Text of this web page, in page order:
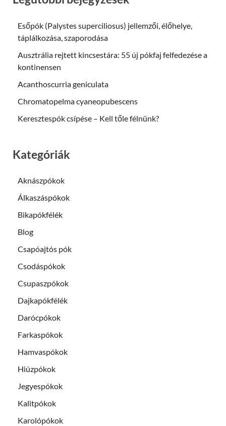
Esőpók (Palystes superciliosus) jellemzői, élőhelye,
táplálkozása, szaporodása
Ausztrália rejtett kincsestára: 55 új pókfaj felfedezése a
kontinensen
Acanthoscurria geniculata
Chromatopelma cyaneopubescens
Keresztespók csípése – Kell tőle félnünk?
Kategóriák
Aknászpókok
Álkaszáspókok
Bikapókfélék
Blog
Csapóajtós pók
Csodáspókok
Csupaszpókok
Dajkapókfélék
Darócpókok
Farkaspókok
Hamvaspókok
Hiúzpókok
Jegyespókok
Kalitpókok
Karolópókok